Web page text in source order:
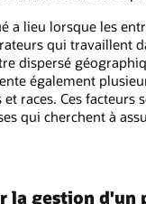
a lieu lorsque les
qui travaillent
dispersé
également
races. Ces facteurs
qui cherchent à
la gestion d'un